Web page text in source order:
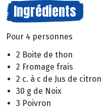
Ingrédients
Pour 4 personnes
2 Boite de thon
2 Fromage frais
2 c. à c de Jus de citron
30 g de Noix
3 Poivron